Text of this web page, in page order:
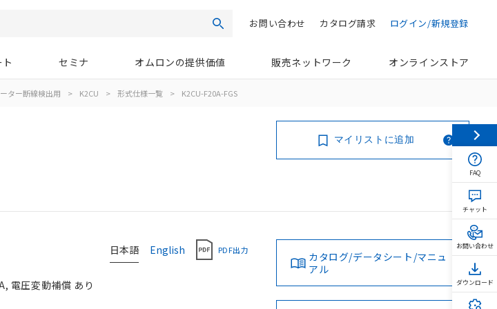
検索 ログイン/新規登録
カタログ請求
お問い合わせ
セミナ オムロンの提供価値 販売ネットワーク オンラインストア
ター断線検出用 > K2CU > 形式仕様一覧 > K2CU-F20A-FGS
マイリストに追加
日本語 English PDF出力
電圧変動補償 あり
カタログ/データシート/マニュ
アル
FAQ
チャット
お問い合わせ
ダウンロード